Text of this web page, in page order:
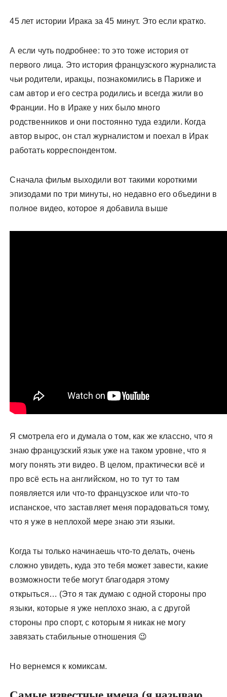
45 лет истории Ирака за 45 минут. Это если кратко.
А если чуть подробнее: то это тоже история от
первого лица. Это история французского журналиста
чьи родители, иракцы, познакомились в Париже и
сам автор и его сестра родились и всегда жили во
Франции. Но в Ираке у них было много
родственников и они постоянно туда ездили. Когда
автор вырос, он стал журналистом и поехал в Ирак
работать корреспондентом.
Сначала фильм выходили вот такими короткими
эпизодами по три минуты, но недавно его объедини в
полное видео, которое я добавила выше
Я смотрела его и думала о том, как же классно, что я
знаю французский язык уже на таком уровне, что я
могу понять эти видео. В целом, практически всё и
про всё есть на английском, но то тут то там
появляется или что-то французское или что-то
испанское, что заставляет меня порадоваться тому,
что я уже в неплохой мере знаю эти языки.
Когда ты только начинаешь что-то делать, очень
сложно увидеть, куда это тебя может завести, какие
возможности тебе могут благодаря этому
открыться… (Это я так думаю с одной стороны про
языки, которые я уже неплохо знаю, а с другой
стороны про спорт, с которым я никак не могу
завязать стабильные отношения 😉
Но вернемся к комиксам.